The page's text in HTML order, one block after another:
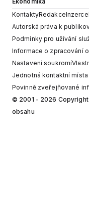
KontaktyRedakceInzerce
Autorská práva k
Podmínky pro užívání
Informace o zpracování
Nastavení soukromí
Jednotná kontaktní
Povinně zveřejňované
© 2001 - 2026 Copyright
obsahu